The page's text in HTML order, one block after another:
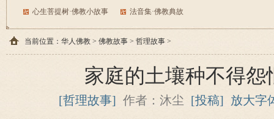
心生菩提树·佛教小故事 法音集·佛教典故
当前位置： 华人佛教 > 佛教故事 > 哲理故事 >
家庭的土壤种不得怨
[哲理故事] 作者：沐尘 [投稿] 放大字